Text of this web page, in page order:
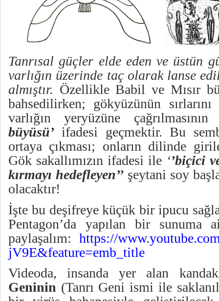
Tanrısal güçler elde eden ve üstün
varlığın üzerinde taç olarak lanse
almıştır. Özellikle Babil ve Mısır
bahsedilirken; gökyüzünün
varlığın yeryüzüne
büyüsü’ ifadesi geçmektir. Bu
ortaya çıkması; onların dilinde
Gök sakallımızın ifadesi ile ‘’biçici
kırmayı hedefleyen’’ şeytani soy
olacaktır!
İşte bu deşifreye küçük bir ipucu
Pentagon’da yapılan bir
paylaşalım: https://
jV9E&feature=emb_title
Videoda, insanda yer alan
Geninin (Tanrı Geni ismi ile